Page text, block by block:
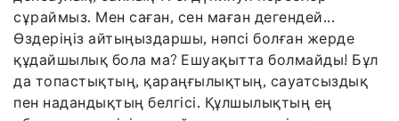
сұраймыз. Мен саған, сен маған дегендей...
Өздеріңіз айтыңыздаршы, нәпсі болған жерде
құдайшылық бола ма? Ешуақытта болмайды! Бұл
да топастықтың, қараңғылықтың, сауатсыздық
пен надандықтың белгісі. Құлшылықтың ең